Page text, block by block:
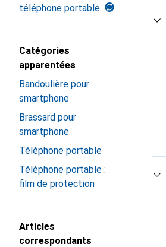
téléphone portable
Catégories
apparentées
Bandoulière pour
smartphone
Brassard pour
smartphone
Téléphone portable
Téléphone portable :
film de protection
Articles
correspondants